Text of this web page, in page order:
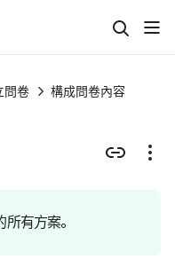
問卷 構成問卷內容
有方案。